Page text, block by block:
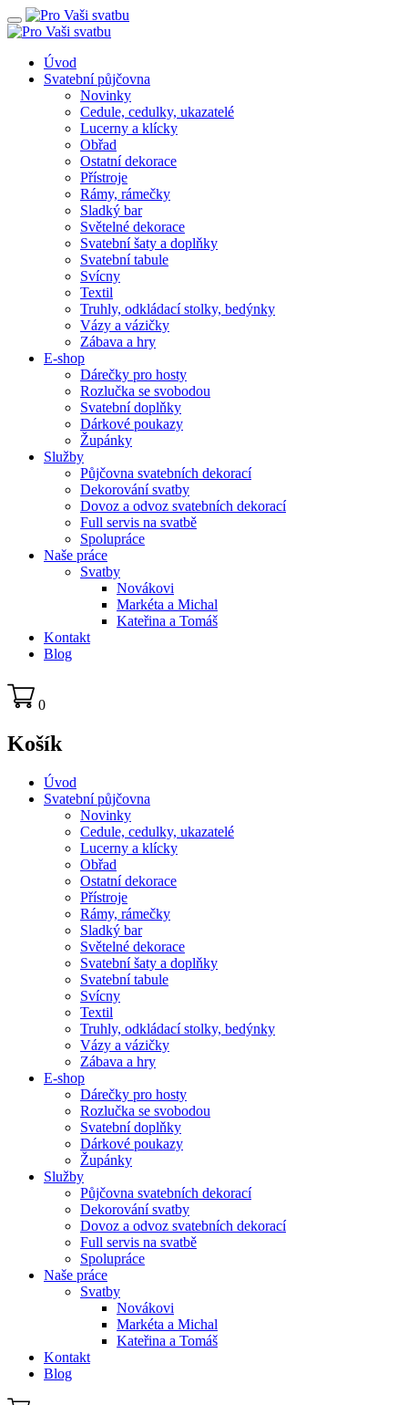
Úvod
Svatební půjčovna
Novinky
Cedule, cedulky, ukazatelé
Lucerny a klícky
Obřad
Ostatní dekorace
Přístroje
Rámy, rámečky
Sladký bar
Světelné dekorace
Svatební šaty a doplňky
Svatební tabule
Svícny
Textil
Truhly, odkládací stolky, bedýnky
Vázy a vázičky
Zábava a hry
E-shop
Dárečky pro hosty
Rozlučka se svobodou
Svatební doplňky
Dárkové poukazy
Župánky
Služby
Půjčovna svatebních dekorací
Dekorování svatby
Dovoz a odvoz svatebních dekorací
Full servis na svatbě
Spolupráce
Naše práce
Svatby
Novákovi
Markéta a Michal
Kateřina a Tomáš
Kontakt
Blog
0
Košík
Úvod
Svatební půjčovna
Novinky
Cedule, cedulky, ukazatelé
Lucerny a klícky
Obřad
Ostatní dekorace
Přístroje
Rámy, rámečky
Sladký bar
Světelné dekorace
Svatební šaty a doplňky
Svatební tabule
Svícny
Textil
Truhly, odkládací stolky, bedýnky
Vázy a vázičky
Zábava a hry
E-shop
Dárečky pro hosty
Rozlučka se svobodou
Svatební doplňky
Dárkové poukazy
Župánky
Služby
Půjčovna svatebních dekorací
Dekorování svatby
Dovoz a odvoz svatebních dekorací
Full servis na svatbě
Spolupráce
Naše práce
Svatby
Novákovi
Markéta a Michal
Kateřina a Tomáš
Kontakt
Blog